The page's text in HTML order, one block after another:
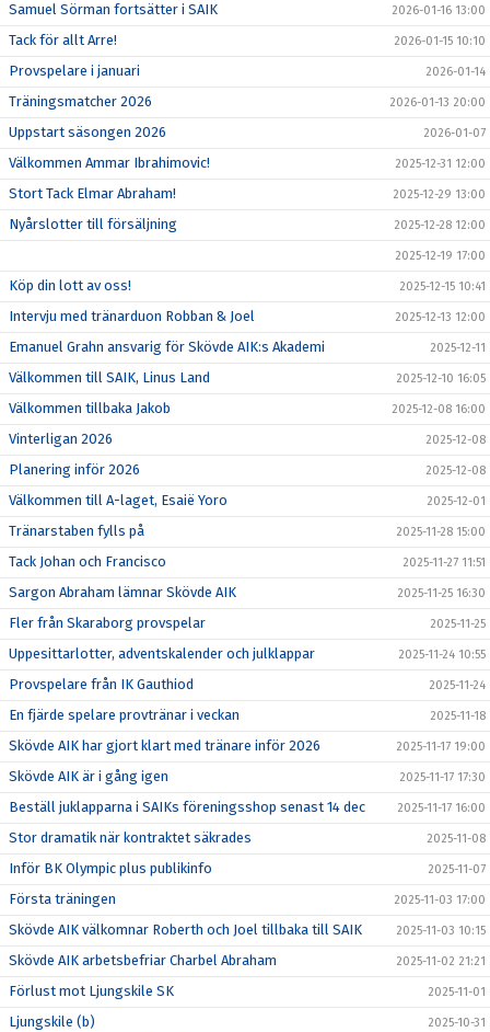
Samuel Sörman fortsätter i SAIK 2026-01-16 13:00
Tack för allt Arre! 2026-01-15 10:10
Provspelare i januari 2026-01-14
Träningsmatcher 2026 2026-01-13 20:00
Uppstart säsongen 2026 2026-01-07
Välkommen Ammar Ibrahimovic! 2025-12-31 12:00
Stort Tack Elmar Abraham! 2025-12-29 13:00
Nyårslotter till försäljning 2025-12-28 12:00
2025-12-19 17:00
Köp din lott av oss! 2025-12-15 10:41
Intervju med tränarduon Robban & Joel 2025-12-13 12:00
Emanuel Grahn ansvarig för Skövde AIK:s Akademi 2025-12-11
Välkommen till SAIK, Linus Land 2025-12-10 16:05
Välkommen tillbaka Jakob 2025-12-08 16:00
Vinterligan 2026 2025-12-08
Planering inför 2026 2025-12-08
Välkommen till A-laget, Esaië Yoro 2025-12-01
Tränarstaben fylls på 2025-11-28 15:00
Tack Johan och Francisco 2025-11-27 11:51
Sargon Abraham lämnar Skövde AIK 2025-11-25 16:30
Fler från Skaraborg provspelar 2025-11-25
Uppesittarlotter, adventskalender och julklappar 2025-11-24 10:55
Provspelare från IK Gauthiod 2025-11-24
En fjärde spelare provtränar i veckan 2025-11-18
Skövde AIK har gjort klart med tränare inför 2026 2025-11-17 19:00
Skövde AIK är i gång igen 2025-11-17 17:30
Beställ juklapparna i SAIKs föreningsshop senast 14 dec 2025-11-17 16:00
Stor dramatik när kontraktet säkrades 2025-11-08
Inför BK Olympic plus publikinfo 2025-11-07
Första träningen 2025-11-03 17:00
Skövde AIK välkomnar Roberth och Joel tillbaka till SAIK 2025-11-03 10:15
Skövde AIK arbetsbefriar Charbel Abraham 2025-11-02 21:21
Förlust mot Ljungskile SK 2025-11-01
Ljungskile (b) 2025-10-31